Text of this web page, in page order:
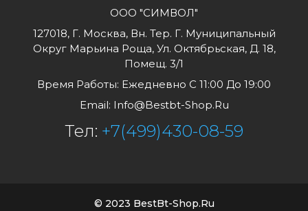
ООО "СИМВОЛ"
127018, Г. Москва, Вн. Тер. Г. Муниципальный
Округ Марьина Роща, Ул. Октябрьская, Д. 18,
Помещ. 3/1
Время Работы: Ежедневно С 11:00 До 19:00
Email: Info@bestbt-Shop.ru
Тел: +7(499)430-08-59
© 2023 BestBt-Shop.Ru